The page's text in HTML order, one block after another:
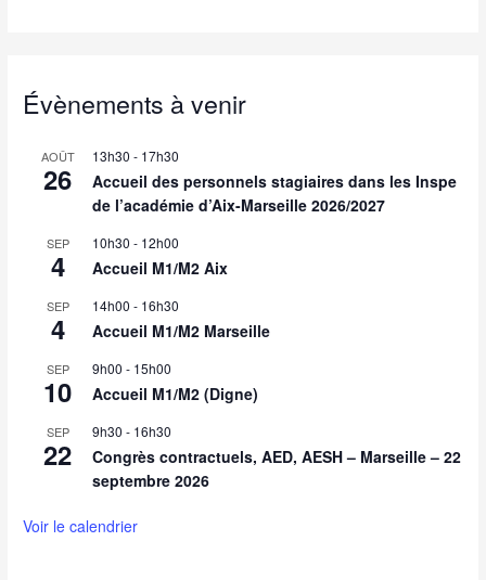
Évènements à venir
AOÛT
26
13h30 - 17h30
Accueil des personnels stagiaires dans les Inspe
de l’académie d’Aix-Marseille 2026/2027
SEP
4
10h30 - 12h00
Accueil M1/M2 Aix
SEP
4
14h00 - 16h30
Accueil M1/M2 Marseille
SEP
10
9h00 - 15h00
Accueil M1/M2 (Digne)
SEP
22
9h30 - 16h30
Congrès contractuels, AED, AESH – Marseille – 22
septembre 2026
Voir le calendrier